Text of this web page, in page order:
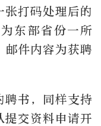
张打码处理后的
东部省份一所
件内容为获聘
聘书，同样支持
提交资料申请开